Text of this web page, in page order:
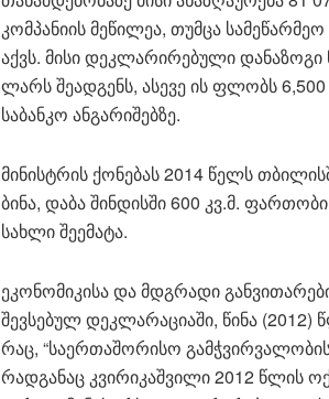
კომპანიის მეწილეა, თუმცა
აქვს. მისი დეკლარირებული
ლარს შეადგენს, ასევე ის ფლობს
საბანკო ანგარიშებზე.
მინისტრის ქონებას 2014 წელს
ბინა, დაბა შინდისში 600 კვ.მ.
სახლი შეემატა.
ეკონომიკისა და მდგრადი
შევსებულ დეკლარაციაში, წინა
რაც, “საერთაშორისო
რადგანაც კვირიკაშვილი 2012 წლის